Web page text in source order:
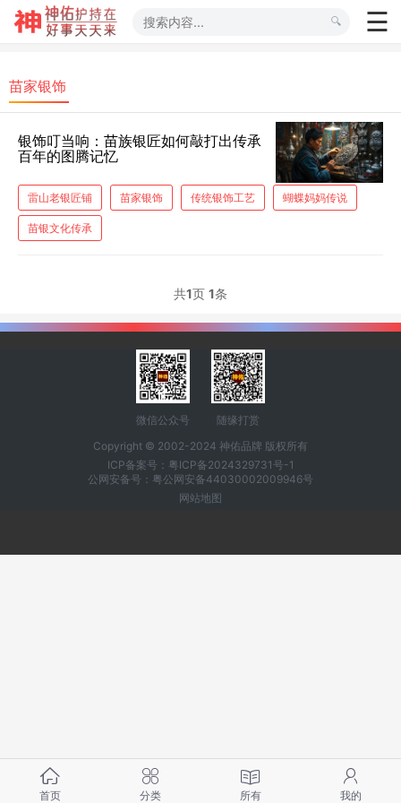
苗家银饰
银饰叮当响：苗族银匠如何敲打出传承
百年的图腾记忆
雷山老银匠铺 苗家银饰 传统银饰工艺 蝴蝶妈妈传说
苗银文化传承
共1页 1条
微信公众号
随缘打赏
Copyright © 2002-2024 神佑品牌 版权所有
ICP备案号： 粤ICP备2024329731号-1
公网安备号：粤公网安备44030002009946号
网站地图
首页 分类 所有 我的